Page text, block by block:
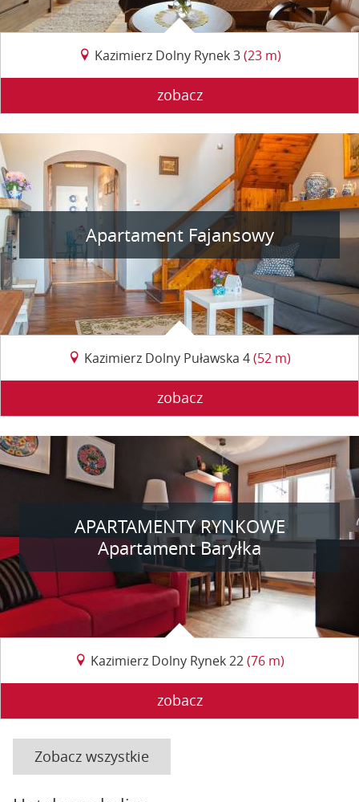
Kazimierz Dolny Rynek 3(23 m)
zobacz
Apartament Fajansowy
Kazimierz Dolny Puławska 4(52 m)
zobacz
APARTAMENTY RYNKOWE
Apartament Baryłka
Kazimierz Dolny Rynek 22(76 m)
zobacz
Zobacz wszystkie